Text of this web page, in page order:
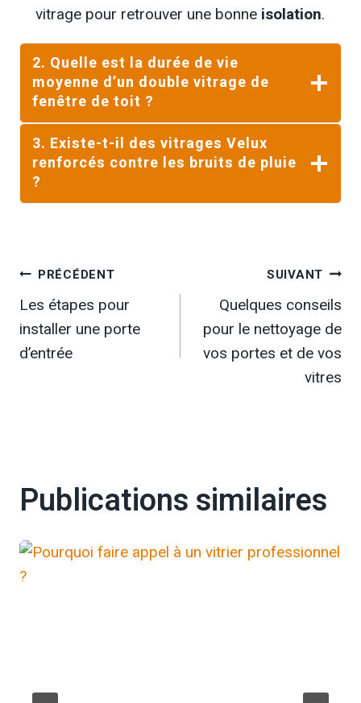
vitrage pour retrouver une bonne isolation.
2. Quelle est la durée de vie
moyenne d’un double vitrage de
fenêtre de toit ?
3. Existe-t-il des vitrages Velux
renforcés contre les bruits de pluie
?
Navigation
de
l’article
PRÉCÉDENT
Les étapes pour
installer une porte
d’entrée
SUIVANT
Quelques conseils
pour le nettoyage de
vos portes et de vos
vitres
Publications similaires